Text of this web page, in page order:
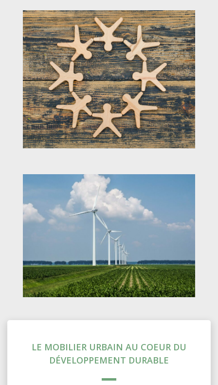
LE MOBILIER URBAIN AU COEUR DU
DÉVELOPPEMENT DURABLE